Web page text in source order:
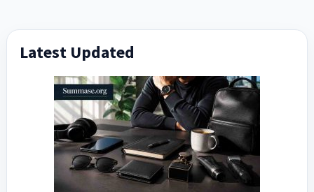
Sidebar
Latest Updated